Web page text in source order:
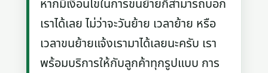
หากมีเงื่อนไขในการขนย้ายก็สามารถบอก
เราได้เลย ไม่ว่าจะวันย้าย เวลาย้าย หรือ
เวลาขนย้ายแจ้งเรามาได้เลยนะครับ เรา
พร้อมบริการให้กับลูกค้าทุกรูปแบบ การ